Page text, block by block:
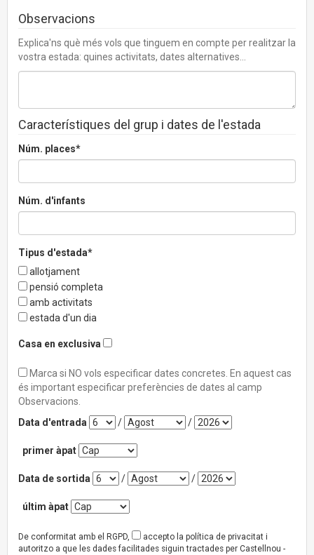
Observacions
Explica'ns què més vols que tinguem en compte per realitzar la
vostra estada: quines activitats, dates alternatives...
Característiques del grup i dates de l'estada
Núm. places*
Núm. d'infants
Tipus d'estada*
allotjament
pensió completa
amb activitats
estada d'un dia
Casa en exclusiva
Marca si NO vols especificar dates concretes. En aquest cas
és important especificar preferències de dates al camp
Observacions.
Data d'entrada
/ /
primer àpat
Data de sortida / /
últim àpat
De conformitat amb el RGPD,
accepto la política de privacitat i
autoritzo a que les dades facilitades siguin tractades per Castellnou -